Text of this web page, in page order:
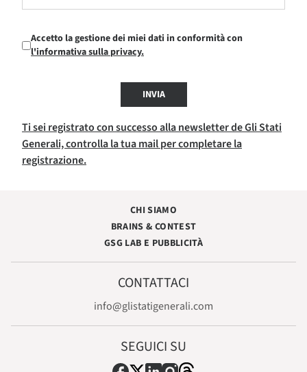
Accetto la gestione dei miei dati in conformità con
l'informativa sulla privacy.
INVIA
Ti sei registrato con successo alla newsletter de Gli Stati
Generali, controlla la tua mail per completare la
registrazione.
CHI SIAMO
BRAINS & CONTEST
GSG LAB E PUBBLICITÀ
CONTATTACI
info@glistatigenerali.com
SEGUICI SU